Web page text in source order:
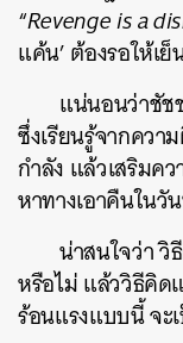
“Revenge is a
แค้น’ ต้องรอให้เ
แน่นอนว่าชัช
ซึ่งเรียนรู้จากคว
กำลัง แล้วเสริมค
หาทางเอาคืนในวั
น่าสนใจว่า
หรือไม่ แล้ววิธีคิ
ร้อนแรงแบบนี้ จะ